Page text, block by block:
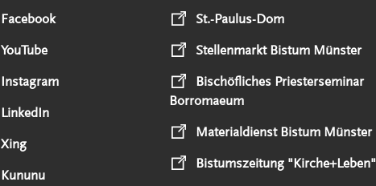
Facebook
YouTube
Instagram
LinkedIn
Xing
Kununu
St.-Paulus-Dom
Stellenmarkt Bistum Münster
Bischöfliches Priesterseminar
Borromaeum
Materialdienst Bistum Münster
Bistumszeitung "Kirche+Leben"